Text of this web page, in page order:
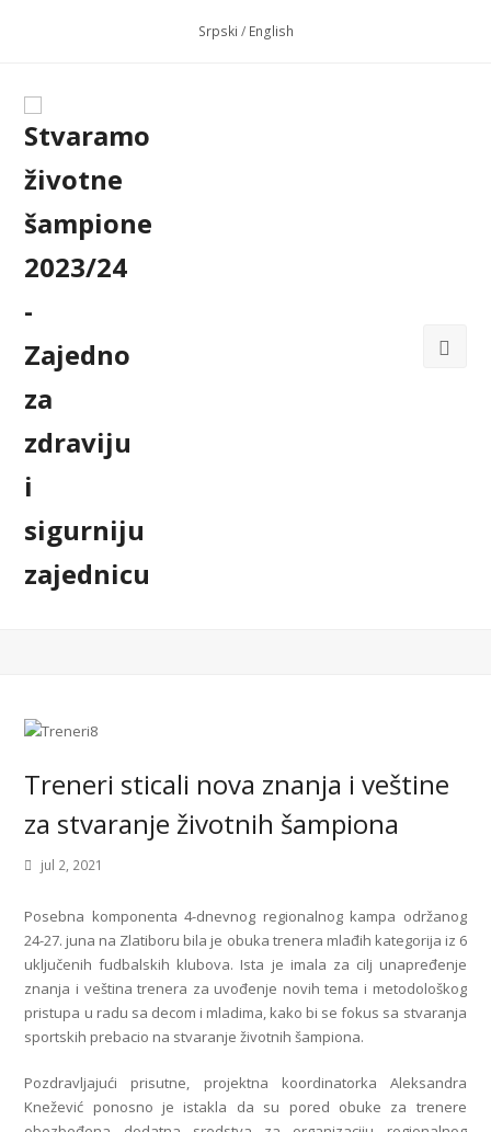
Srpski / English
Treneri sticali nova znanja i veštine
za stvaranje životnih šampiona
jul 2, 2021
Posebna komponenta 4-dnevnog regionalnog kampa održanog
24-27. juna na Zlatiboru bila je obuka trenera mlađih kategorija iz 6
uključenih fudbalskih klubova. Ista je imala za cilj unapređenje
znanja i veština trenera za uvođenje novih tema i metodološkog
pristupa u radu sa decom i mladima, kako bi se fokus sa stvaranja
sportskih prebacio na stvaranje životnih šampiona.
Pozdravljajući prisutne, projektna koordinatorka Aleksandra
Knežević ponosno je istakla da su pored obuke za trenere